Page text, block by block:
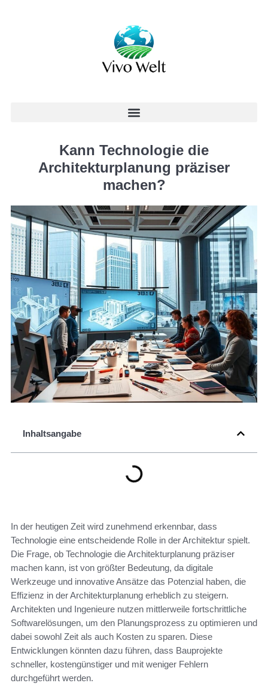
Kann Technologie die
Architekturplanung präziser
machen?
Inhaltsangabe
In der heutigen Zeit wird zunehmend erkennbar, dass
Technologie eine entscheidende Rolle in der Architektur spielt.
Die Frage, ob Technologie die Architekturplanung präziser
machen kann, ist von größter Bedeutung, da digitale
Werkzeuge und innovative Ansätze das Potenzial haben, die
Effizienz in der Architekturplanung erheblich zu steigern.
Architekten und Ingenieure nutzen mittlerweile fortschrittliche
Softwarelösungen, um den Planungsprozess zu optimieren und
dabei sowohl Zeit als auch Kosten zu sparen. Diese
Entwicklungen könnten dazu führen, dass Bauprojekte
schneller, kostengünstiger und mit weniger Fehlern
durchgeführt werden.